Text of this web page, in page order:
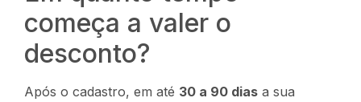
começa a valer o
desconto?
Após o cadastro, em até 30 a 90 dias a sua